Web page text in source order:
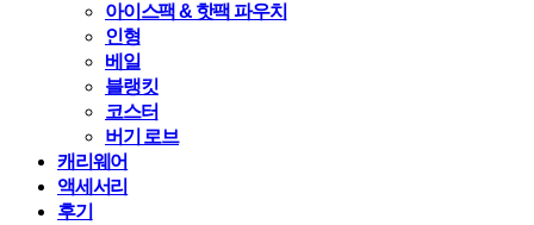
아이스팩 & 핫팩 파우치
인형
베일
블랭킷
코스터
버기 로브
캐리웨어
액세서리
후기